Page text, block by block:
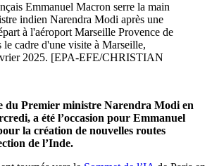
Emmanuel Macron serre la main
indien Narendra Modi après une
à l'aéroport Marseille Provence de
le cadre d'une visite à Marseille,
2025. [EPA-EFE/CHRISTIAN
Premier ministre Narendra Modi en
a été l’occasion pour Emmanuel
la création de nouvelles routes
de l’Inde.